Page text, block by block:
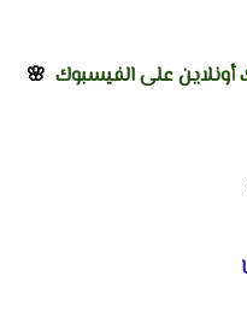
على الفيسبوك 🌸